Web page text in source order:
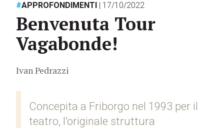
#APPROFONDIMENTI | 17/10/2022
Benvenuta Tour
Vagabonde!
Ivan Pedrazzi
Concepita a Friborgo nel 1993 per il
teatro, l’originale struttura